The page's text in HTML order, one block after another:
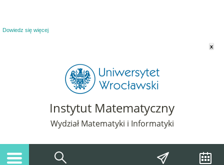
Dowiedz się więcej
x
Instytut Matematyczny
Wydział Matematyki i Informatyki